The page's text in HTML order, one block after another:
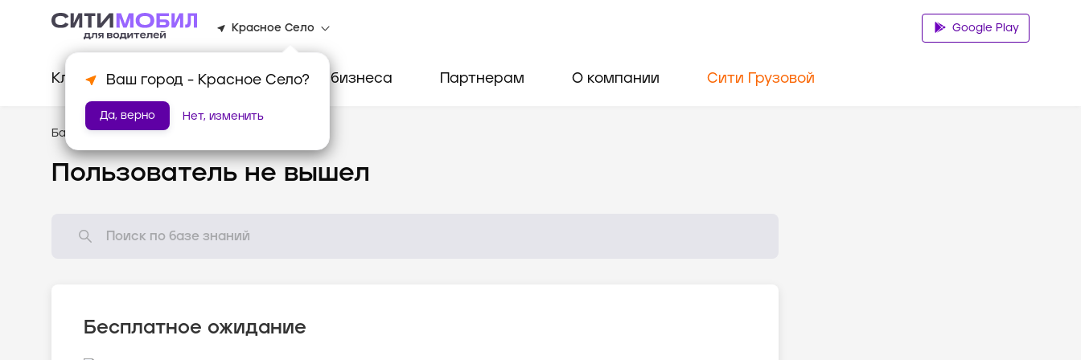
Красное Село
Ваш город - Красное Село?
Да, верно Нет, изменить
Google Play
Клиентам Водителям Для бизнеса Партнерам О компании Сити Грузовой
База знаний /Популярные вопросы
Пользователь не вышел
Бесплатное ожидание